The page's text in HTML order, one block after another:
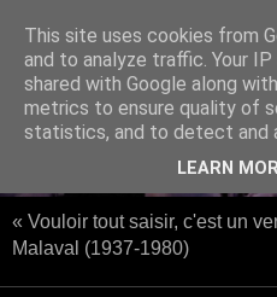
« Vouloir tout saisir, c'est un
Malaval (1937-1980)
This site uses cookies from
and to analyze traffic. Your
shared with Google along
metrics to ensure quality of
statistics, and to detect and
LEARN